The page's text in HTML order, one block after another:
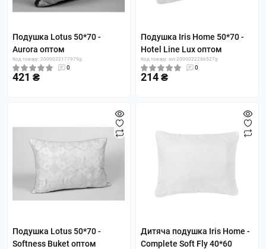
Подушка Lotus 50*70 -
Aurora оптом
Код товару: 2000022177979g
0
421 ₴
Подушка Iris Home 50*70 -
Hotel Line Lux оптом
Код товару: svt-2000022286527g
0
214 ₴
Подушка Lotus 50*70 -
Softness Buket оптом
Дитяча подушка Iris Home -
Complete Soft Fly 40*60